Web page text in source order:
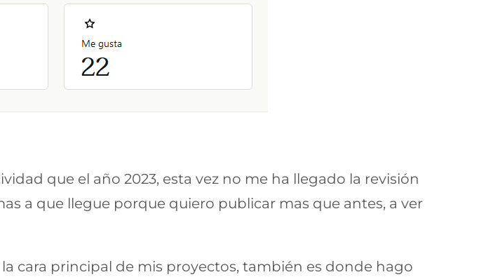
que el año 2023, esta vez no me ha llegado la revisión
a que llegue porque quiero publicar mas que antes, a ver
cara principal de mis proyectos, también es donde hago